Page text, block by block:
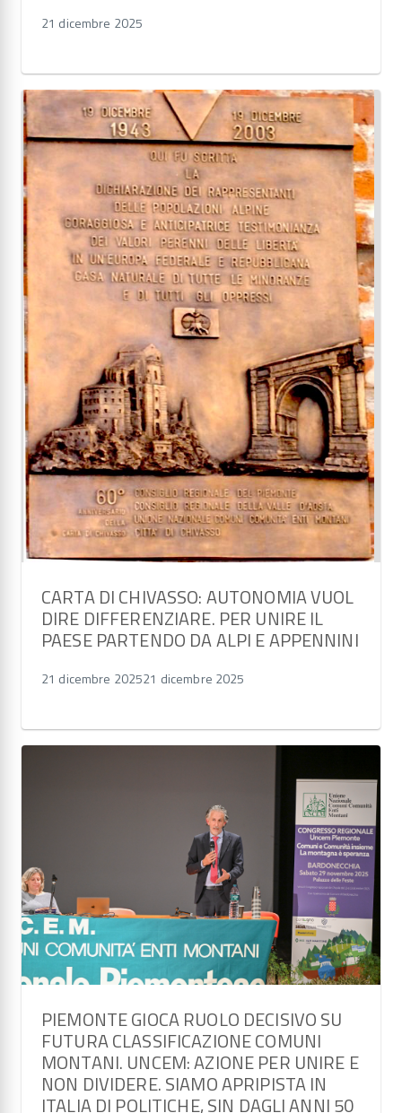
21 dicembre 2025
CARTA DI CHIVASSO: AUTONOMIA VUOL
DIRE DIFFERENZIARE. PER UNIRE IL
PAESE PARTENDO DA ALPI E APPENNINI
21 dicembre 202521 dicembre 2025
PIEMONTE GIOCA RUOLO DECISIVO SU
FUTURA CLASSIFICAZIONE COMUNI
MONTANI. UNCEM: AZIONE PER UNIRE E
NON DIVIDERE. SIAMO APRIPISTA IN
ITALIA DI POLITICHE, SIN DAGLI ANNI 50